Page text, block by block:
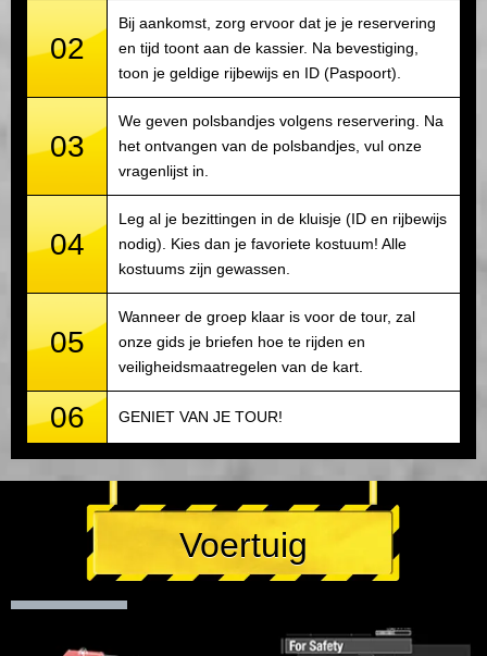
02
Bij aankomst, zorg ervoor dat je je reservering
en tijd toont aan de kassier. Na bevestiging,
toon je geldige rijbewijs en ID (Paspoort).
03
We geven polsbandjes volgens reservering. Na
het ontvangen van de polsbandjes, vul onze
vragenlijst in.
04
Leg al je bezittingen in de kluisje (ID en rijbewijs
nodig). Kies dan je favoriete kostuum! Alle
kostuums zijn gewassen.
05
Wanneer de groep klaar is voor de tour, zal
onze gids je briefen hoe te rijden en
veiligheidsmaatregelen van de kart.
06 GENIET VAN JE TOUR!
Voertuig